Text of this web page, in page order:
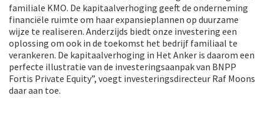
familiale KMO. De kapitaalverhoging geeft de onderneming
financiële ruimte om haar expansieplannen op duurzame
wijze te realiseren. Anderzijds biedt onze investering een
oplossing om ook in de toekomst het bedrijf familiaal te
verankeren. De kapitaalverhoging in Het Anker is daarom een
perfecte illustratie van de investeringsaanpak van BNPP
Fortis Private Equity”, voegt investeringsdirecteur Raf Moons
daar aan toe.